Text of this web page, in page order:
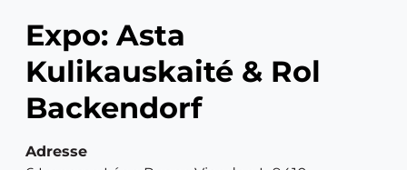
&
Rol
Backendorf
principal
Expo: Asta
Kulikauskaité & Rol
Backendorf
Adresse